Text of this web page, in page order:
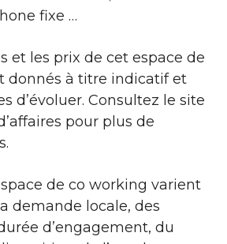
fixe …
et les prix de cet espace de
donnés à titre indicatif et
d’évoluer. Consultez le site
pour plus de
de co working varient
demande locale, des
d’engagement, du